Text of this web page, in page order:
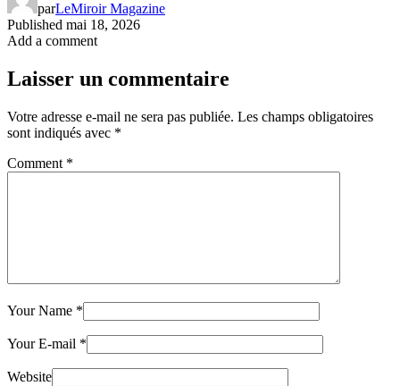
parLeMiroir Magazine
Published mai 18, 2026
Add a comment
Laisser un commentaire
Votre adresse e-mail ne sera pas publiée. Les champs obligatoires
sont indiqués avec *
Comment *
Your Name *
Your E-mail *
Website